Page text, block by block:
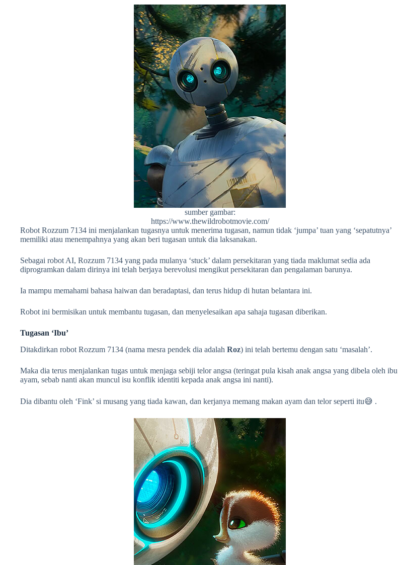
sumber gambar:
https://www.thewildrobotmovie.com/
Robot Rozzum 7134 ini menjalankan tugasnya untuk menerima tugasan, namun tidak ‘jumpa’ tuan yang ‘sepatutnya’
memiliki atau menempahnya yang akan beri tugasan untuk dia laksanakan.
Sebagai robot AI, Rozzum 7134 yang pada mulanya ‘stuck’ dalam persekitaran yang tiada maklumat sedia ada
diprogramkan dalam dirinya ini telah berjaya berevolusi mengikut persekitaran dan pengalaman barunya.
Ia mampu memahami bahasa haiwan dan beradaptasi, dan terus hidup di hutan belantara ini.
Robot ini bermisikan untuk membantu tugasan, dan menyelesaikan apa sahaja tugasan diberikan.
Tugasan ‘Ibu’
Ditakdirkan robot Rozzum 7134 (nama mesra pendek dia adalah Roz) ini telah bertemu dengan satu ‘masalah’.
Maka dia terus menjalankan tugas untuk menjaga sebiji telor angsa (teringat pula kisah anak angsa yang dibela oleh ibu
ayam, sebab nanti akan muncul isu konflik identiti kepada anak angsa ini nanti).
Dia dibantu oleh ‘Fink’ si musang yang tiada kawan, dan kerjanya memang makan ayam dan telor seperti itu😅 .